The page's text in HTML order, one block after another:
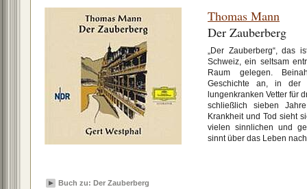
Thomas Mann
Der Zauberberg
„Der Zauberberg“, das
Schweiz, ein seltsam
Raum gelegen.
Geschichte an, in der
lungenkranken Vetter für
schließlich sieben
Krankheit und Tod sieht
vielen sinnlichen und
sinnt über das Leben
Buch zu: Der Zauberberg